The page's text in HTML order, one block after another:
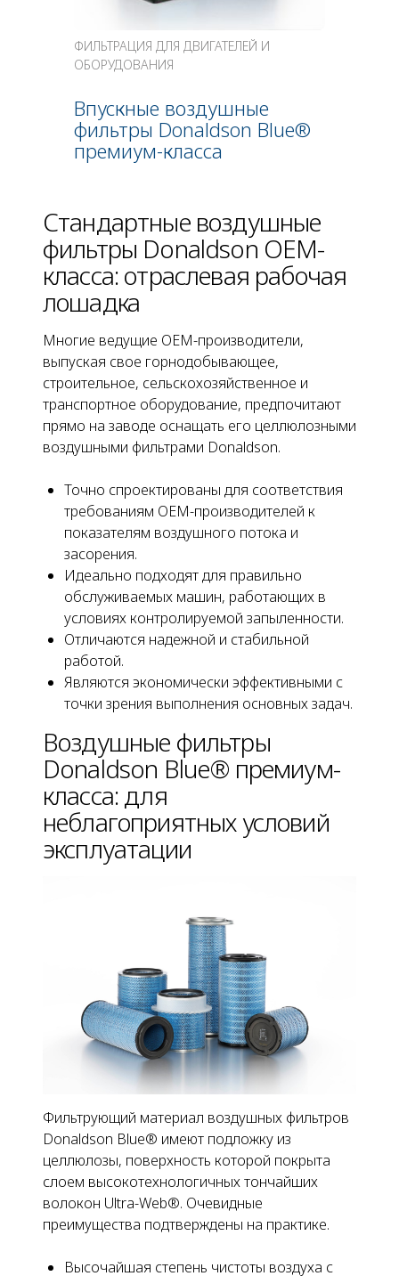
ФИЛЬТРАЦИЯ ДЛЯ ДВИГАТЕЛЕЙ И
ОБОРУДОВАНИЯ
Впускные воздушные
фильтры Donaldson Blue®
премиум-класса
Стандартные воздушные
фильтры Donaldson OEM-
класса: отраслевая рабочая
лошадка
Многие ведущие OEM-производители,
выпуская свое горнодобывающее,
строительное, сельскохозяйственное и
транспортное оборудование, предпочитают
прямо на заводе оснащать его целлюлозными
воздушными фильтрами Donaldson.
Точно спроектированы для соответствия
требованиям OEM-производителей к
показателям воздушного потока и
засорения.
Идеально подходят для правильно
обслуживаемых машин, работающих в
условиях контролируемой запыленности.
Отличаются надежной и стабильной
работой.
Являются экономически эффективными с
точки зрения выполнения основных задач.
Воздушные фильтры
Donaldson Blue® премиум-
класса: для
неблагоприятных условий
эксплуатации
Фильтрующий материал воздушных фильтров
Donaldson Blue® имеют подложку из
целлюлозы, поверхность которой покрыта
слоем высокотехнологичных тончайших
волокон Ultra-Web®. Очевидные
преимущества подтверждены на практике.
Высочайшая степень чистоты воздуха с